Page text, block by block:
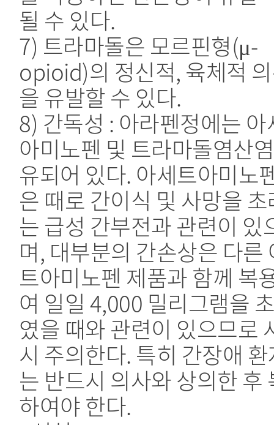
될 수 있다.
7) 트라마돌은 모르핀형(μ-
opioid)의 정신적, 육체적
을 유발할 수 있다.
8) 간독성 : 아라펜정에는
아미노펜 및 트라마돌염산
유되어 있다. 아세트아미노
은 때로 간이식 및 사망을
는 급성 간부전과 관련이 있
며, 대부분의 간손상은 다른
트아미노펜 제품과 함께 복
여 일일 4,000 밀리그램을
였을 때와 관련이 있으므로
시 주의한다. 특히 간장애
는 반드시 의사와 상의한 후
하여야 한다.